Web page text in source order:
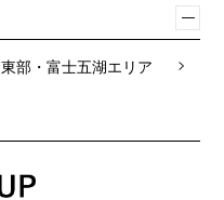
東部・富士五湖エリア